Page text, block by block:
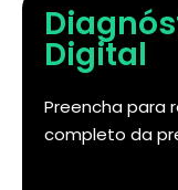
Digital
Preencha para
completo da